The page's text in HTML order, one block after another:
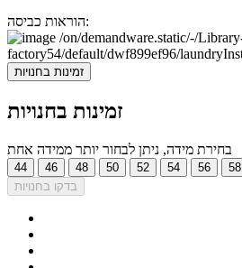
הוראות כביסה:
זמינות בחנויות
זמינות בחנויות
בחירת מידה, ניתן לבחור יותר ממידה אחת
44 46 48 50 52 54 56 58
בדקו בחנויות